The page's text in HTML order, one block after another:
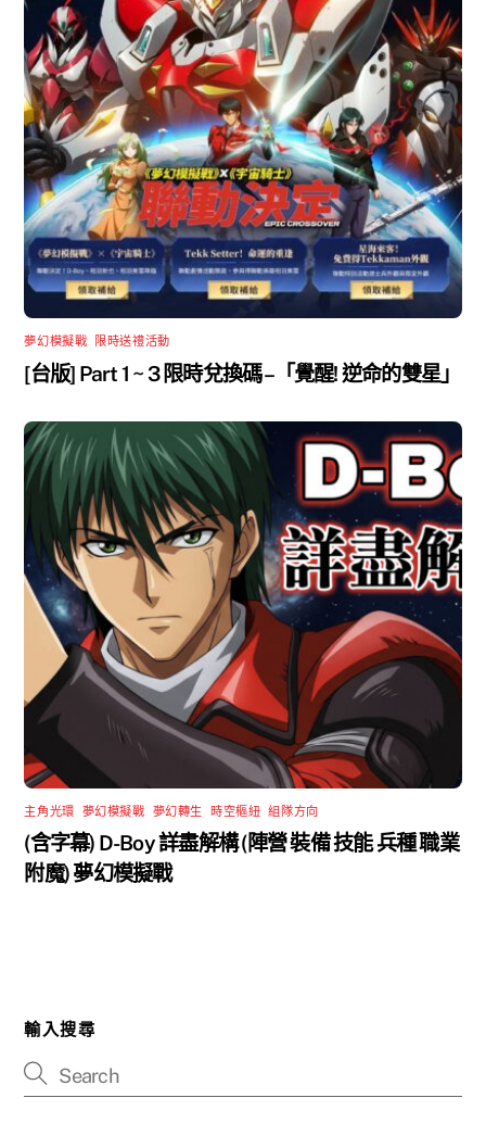
夢幻模擬戰 限時送禮活動
[台版] Part 1 ~ 3 限時兌換碼 –「覺醒! 逆命的雙星」
主角光環 夢幻模擬戰 夢幻轉生 ,時空樞紐 ,組隊方向
(含字幕) D-Boy 詳盡解構 (陣營 裝備 技能 兵種 職業
附魔) 夢幻模擬戰
輸入搜尋